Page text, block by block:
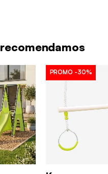
recomendamos
PROMO -30%